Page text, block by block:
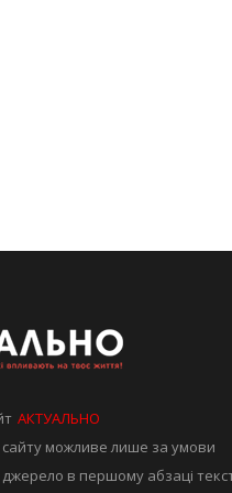
АКТУАЛЬНО
сайту можливе лише за умови
в першому абзаці